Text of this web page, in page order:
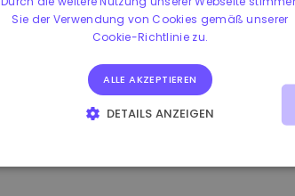
1.160000 € -3.00% 3.2B €
Sie der Verwendung von Cookies gemäß unserer
Cookie-Richtlinie zu.
ALLE AKZEPTIEREN
DETAILS ANZEIGEN